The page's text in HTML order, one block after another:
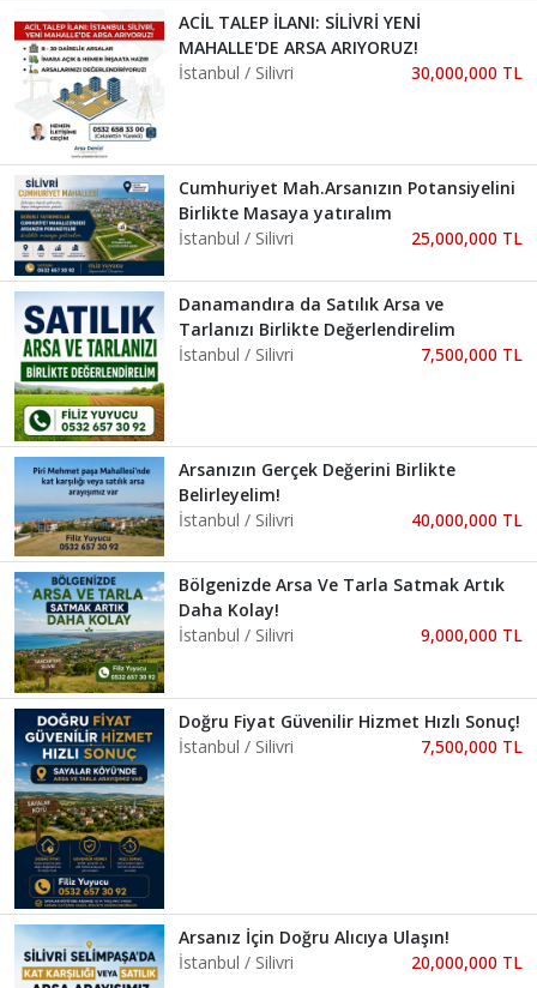
ACİL TALEP İLANI: SİLİVRİ YENİ
MAHALLE'DE ARSA ARIYORUZ!
İstanbul / Silivri
30,000,000 TL
Cumhuriyet Mah.Arsanızın Potansiyelini
Birlikte Masaya yatıralım
İstanbul / Silivri
25,000,000 TL
Danamandıra da Satılık Arsa ve
Tarlanızı Birlikte Değerlendirelim
İstanbul / Silivri
7,500,000 TL
Arsanızın Gerçek Değerini Birlikte
Belirleyelim!
İstanbul / Silivri
40,000,000 TL
Bölgenizde Arsa Ve Tarla Satmak Artık
Daha Kolay!
İstanbul / Silivri
9,000,000 TL
Doğru Fiyat Güvenilir Hizmet Hızlı Sonuç!
İstanbul / Silivri
7,500,000 TL
Arsanız İçin Doğru Alıcıya Ulaşın!
İstanbul / Silivri
20,000,000 TL